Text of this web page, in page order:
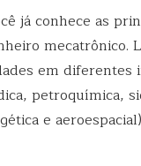
já conhece as
mecatrônico.
em diferentes
petroquímica,
e